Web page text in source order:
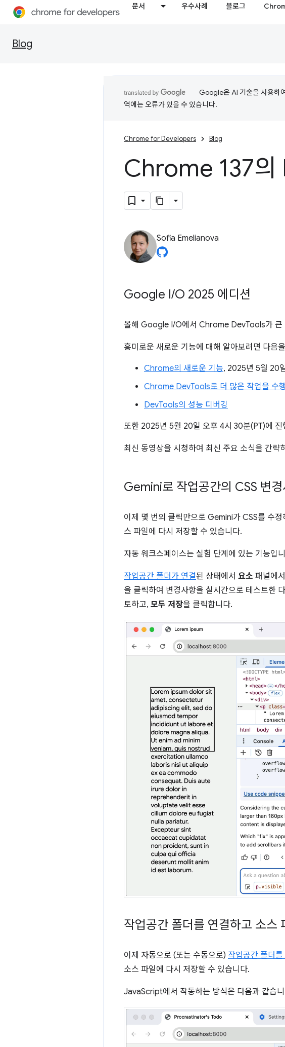
문서 우수사례 블로그
Blog
Google은 AI 기술을 사용하
역에는 오류가 있을 수 있습니다.
Chrome for Developers Blog
Chrome 137의
Sofia Emelianova
Google I/O 2025 에디션
올해 Google I/O에서 Chrome DevTools가 큰
흥미로운 새로운 기능에 대해 알아보려면 다음
Chrome의 새로운 기능, 2025년 5월 20
Chrome DevTools로 더 많은 작업을 수
DevTools의 성능 디버깅
또한 2025년 5월 20일 오후 4시 30분(PT)에
최신 동영상을 시청하여 최신 주요 소식을 간략
Gemini로 작업공간의 CSS 변
이제 몇 번의 클릭만으로 Gemini가 CSS를 수
스 파일에 다시 저장할 수 있습니다.
자동 워크스페이스는 실험 단계에 있는 기능입
작업공간 폴더가 연결된 상태에서 요소 패널에
을 클릭하여 변경사항을 실시간으로 테스트한
토하고, 모두 저장을 클릭합니다.
작업공간 폴더를 연결하고 소스
이제 자동으로 (또는 수동으로) 작업공간 폴더를
소스 파일에 다시 저장할 수 있습니다.
JavaScript에서 작동하는 방식은 다음과 같습